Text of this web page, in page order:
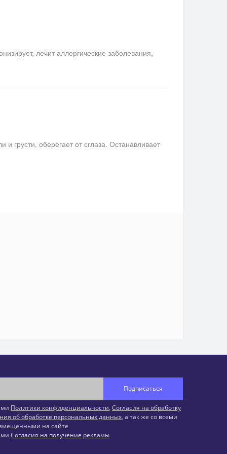
лечит аллергические заболевания,
грусти, оберегает от сглаза. Останавливает
Подписаться
Политики конфиденциальности, Согласия на обработку
об обработке персональных данных, а так же со всеми
на сайте
Согласия на получение рекламы